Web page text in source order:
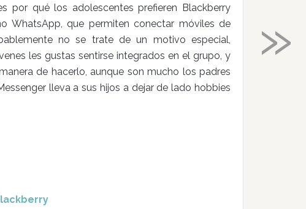
por qué los adolescentes prefieren Blackberry
WhatsApp, que permiten conectar móviles de
no se trate de un motivo especial,
les gustas sentirse integrados en el grupo, y
de hacerlo, aunque son mucho los padres
lleva a sus hijos a dejar de lado hobbies
»